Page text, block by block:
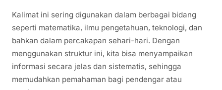
Kalimat ini sering digunakan dalam berbagai bidang
seperti matematika, ilmu pengetahuan, teknologi, dan
bahkan dalam percakapan sehari-hari. Dengan
menggunakan struktur ini, kita bisa menyampaikan
informasi secara jelas dan sistematis, sehingga
memudahkan pemahaman bagi pendengar atau